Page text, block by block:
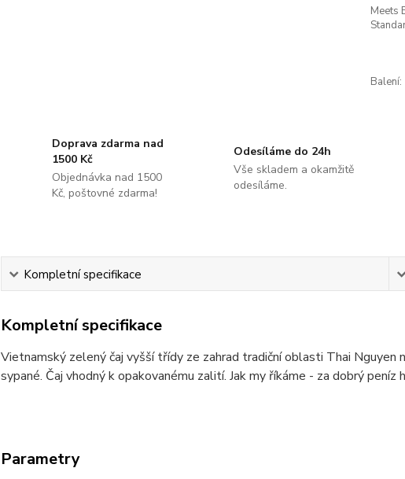
Meets
Balení:
Doprava zdarma nad
1500 Kč
Objednávka nad 1500
Kč, poštovné zdarma!
Odesíláme do 24h
Vše skladem a okamžitě
odesíláme.
Kompletní specifikace
Kompletní specifikace
Vietnamský zelený čaj vyšší třídy ze zahrad tradiční oblasti Thai
sypané. Čaj vhodný k opakovanému zalití. Jak my říkáme - za dobrý peníz
Parametry